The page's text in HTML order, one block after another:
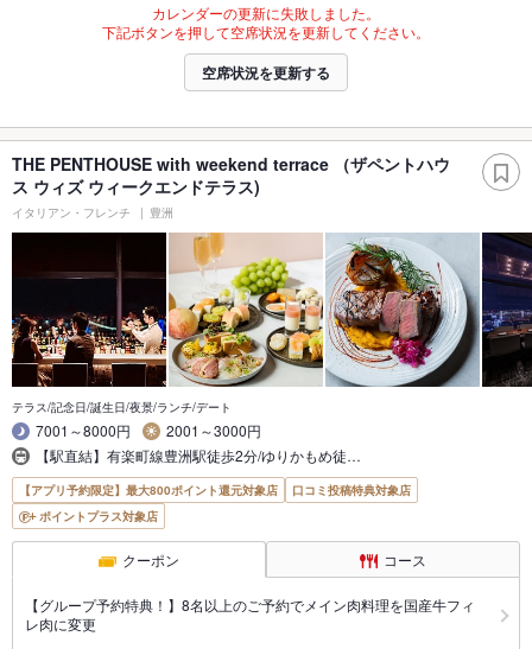
カレンダーの更新に失敗しました。
下記ボタンを押して空席状況を更新してください。
空席状況を更新する
THE PENTHOUSE with weekend terrace （ザペントハウ
ス ウィズ ウィークエンドテラス)
イタリアン・フレンチ 豊洲
テラス/記念日/誕生日/夜景/ランチ/デート
7001～8000円
2001～3000円
【駅直結】有楽町線豊洲駅徒歩2分/ゆりかもめ徒…
【アプリ予約限定】最大800ポイント還元対象店
口コミ投稿特典対象店
ポイントプラス対象店
クーポン コース
【グループ予約特典！】8名以上のご予約でメイン肉料理を国産牛フィ
レ肉に変更